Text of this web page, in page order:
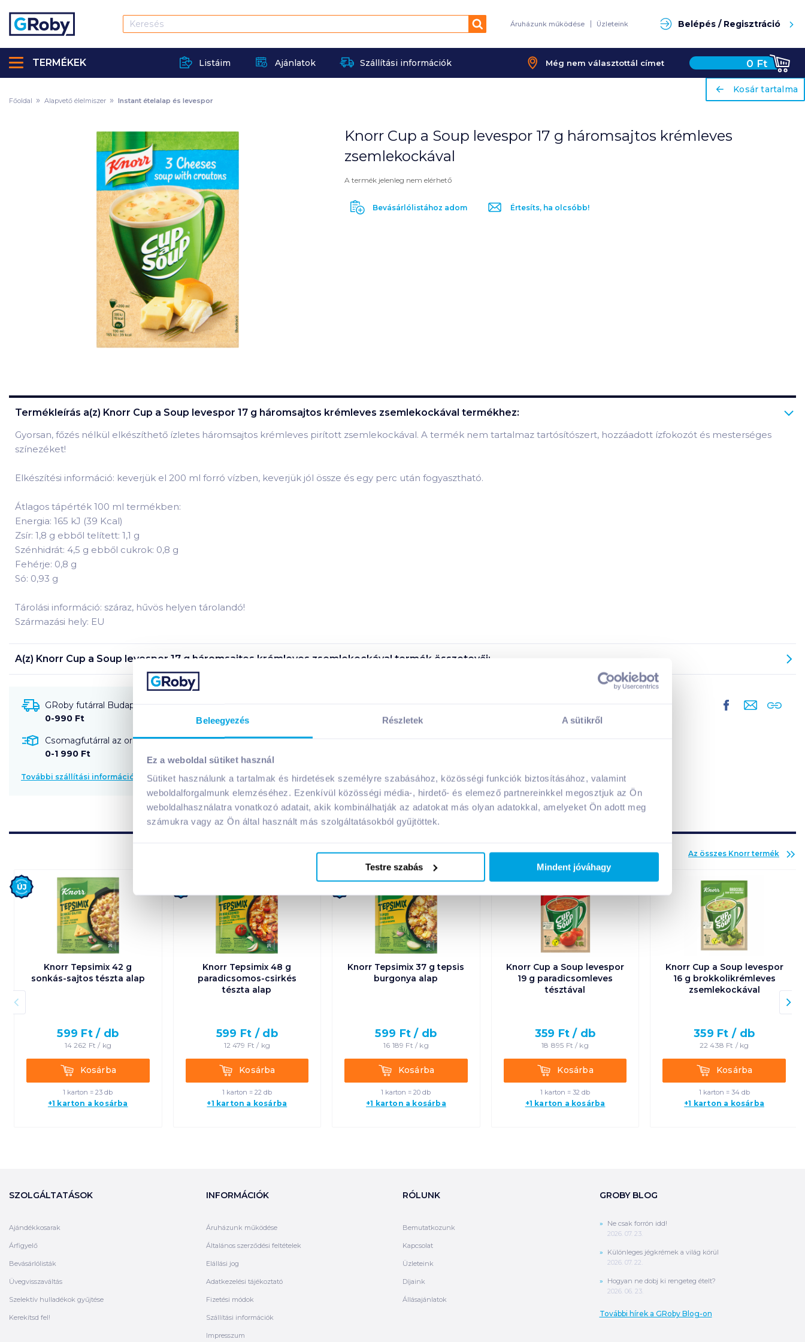
Beleegyezés Részletek A sütikről
Ez a weboldal sütiket használ
Sütiket használunk a tartalmak és hirdetések személyre szabásához, közösségi funkciók biztosításához, valamint
weboldalforgalmunk elemzéséhez. Ezenkívül közösségi média-, hirdető- és elemező partnereinkkel megosztjuk az Ön
weboldalhasználatra vonatkozó adatait, akik kombinálhatják az adatokat más olyan adatokkal, amelyeket Ön adott meg
számukra vagy az Ön által használt más szolgáltatásokból gyűjtöttek.
Testre szabás Mindent jóváhagy
Keresés Áruházunk működése Üzleteink Belépés / Regisztráció
Listáim Ajánlatok Szállítási információk Még nem választottál címet 0 Ft
TERMÉKEK
ariaLabel
Kosár tartalma
Főoldal Alapvető élelmiszer Instant ételalap és levespor
Knorr Cup a Soup levespor 17 g háromsajtos krémleves
zsemlekockával
A termék jelenleg nem elérhető
Bevásárlólistához adom Értesíts, ha olcsóbb!
Termékleírás a(z) Knorr Cup a Soup levespor 17 g háromsajtos krémleves zsemlekockával termékhez:
Gyorsan, főzés nélkül elkészíthető ízletes háromsajtos krémleves pirított zsemlekockával. A termék nem tartalmaz tartósítószert, hozzáadott ízfokozót és mesterséges
színezéket!
Elkészítési információ: keverjük el 200 ml forró vízben, keverjük jól össze és egy perc után fogyasztható.
Átlagos tápérték 100 ml termékben:
Energia: 165 kJ (39 Kcal)
Zsír: 1,8 g ebből telített: 1,1 g
Szénhidrát: 4,5 g ebből cukrok: 0,8 g
Fehérje: 0,8 g
Só: 0,93 g
Tárolási információ: száraz, hűvös helyen tárolandó!
Származási hely: EU
A(z) Knorr Cup a Soup levespor 17 g háromsajtos krémleves zsemlekockával termék összetevői:
GRoby futárral Budapestre és környékére szállítható
0-990 Ft
Csomagfutárral az ország egész területére szállítható!
0-1 990 Ft
További szállítási információk
A márka további termékei
Az összes Knorr termék
Knorr Tepsimix 42 g
sonkás-sajtos tészta alap
599 Ft / db
14 262 Ft / kg
KosárbaKosárba
1 karton = 23 db
+1 karton a kosárba
Új
Knorr Tepsimix 48 g
paradicsomos-csirkés
tészta alap
599 Ft / db
12 479 Ft / kg
KosárbaKosárba
1 karton = 22 db
+1 karton a kosárba
Knorr Tepsimix 37 g tepsis
burgonya alap
599 Ft / db
16 189 Ft / kg
KosárbaKosárba
1 karton = 20 db
+1 karton a kosárba
Új
Knorr Cup a Soup levespor
19 g paradicsomleves
tésztával
359 Ft / db
18 895 Ft / kg
KosárbaKosárba
1 karton = 32 db
+1 karton a kosárba
Knorr Cup a Soup levespor
16 g brokkolikrémleves
zsemlekockával
359 Ft / db
22 438 Ft / kg
KosárbaKosárba
1 karton = 34 db
+1 karton a kosárba
SZOLGÁLTATÁSOK
Ajándékkosarak
Árfigyelő
Bevásárlólisták
Üvegvisszaváltás
Szelektív hulladékok gyűjtése
Kerekítsd fel!
INFORMÁCIÓK
Áruházunk működése
Általános szerződési feltételek
Elállási jog
Adatkezelési tájékoztató
Fizetési módok
Szállítási információk
Impresszum
RÓLUNK
Bemutatkozunk
Kapcsolat
Üzleteink
Díjaink
Állásajánlatok
GROBY BLOG
Ne csak forrón idd!
2026. 07. 23.
Különleges jégkrémek a világ körül
2026. 07. 22.
Hogyan ne dobj ki rengeteg ételt?
2026. 06. 23.
További hírek a GRoby Blog-on